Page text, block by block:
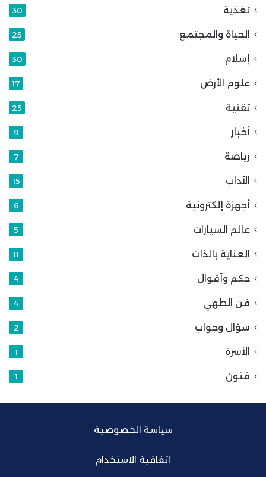
تغذية 30
الحياة والمجتمع 25
إسلام 30
علوم الأرض 17
تقنية 25
أخبار 9
رياضة 7
الآداب 15
أجهزة إلكترونية 6
عالم السيارات 5
العناية بالذات 11
حكم وأقوال 4
فن الطهي 4
سؤال وجواب 2
الأسرة 1
فنون 1
سياسة الخصوصية
اتفاقية الاستخدام